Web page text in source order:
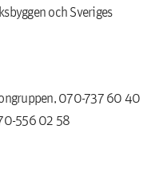
och Sveriges
070-737 60 40
556 02 58